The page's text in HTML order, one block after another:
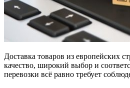
Доставка товаров из европейских
качество, широкий выбор и
перевозки всё равно требует